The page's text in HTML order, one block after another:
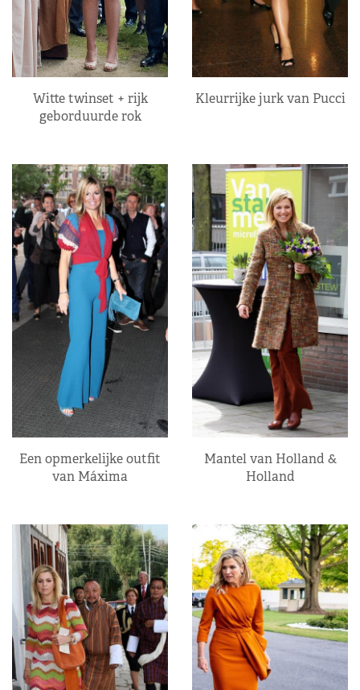
Witte twinset + rijk
geborduurde rok
Kleurrijke jurk van Pucci
Een opmerkelijke outfit
van Máxima
Mantel van Holland &
Holland